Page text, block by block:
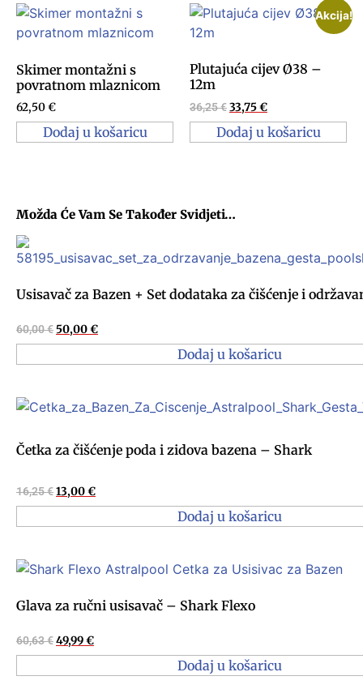
Skimer montažni s
povratnom mlaznicom
62,50€
Dodaj u košaricu
Akcija!
Plutajuća cijev Ø38 –
12m
36,25€33,75€
Dodaj u košaricu
Možda Će Vam Se Također Svidjeti…
Usisavač za Bazen + Set dodataka za čišćenje i
60,00€50,00€
Dodaj u košaricu
Četka za čišćenje poda i zidova bazena – Shark
16,25€13,00€
Dodaj u košaricu
Glava za ručni usisavač – Shark Flexo
60,63€49,99€
Dodaj u košaricu